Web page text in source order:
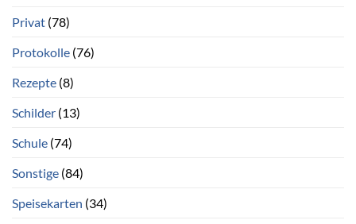
Privat (78)
Protokolle (76)
Rezepte (8)
Schilder (13)
Schule (74)
Sonstige (84)
Speisekarten (34)